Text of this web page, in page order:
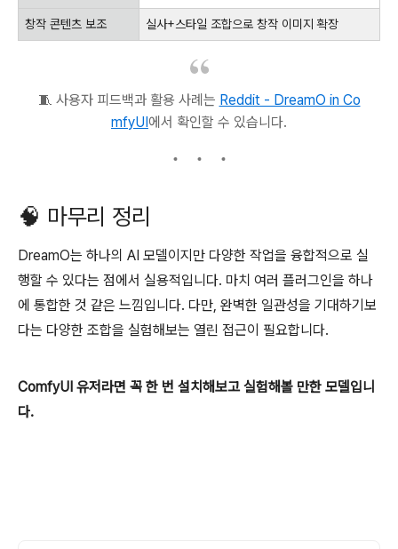
창작 콘텐츠 보조 실사+스타일 조합으로 창작 이미지 확장
🧵 사용자 피드백과 활용 사례는 Reddit - DreamO in Co
mfyUI에서 확인할 수 있습니다.
🧠 마무리 정리
DreamO는 하나의 AI 모델이지만 다양한 작업을 융합적으로 실
행할 수 있다는 점에서 실용적입니다. 마치 여러 플러그인을 하나
에 통합한 것 같은 느낌입니다. 다만, 완벽한 일관성을 기대하기보
다는 다양한 조합을 실험해보는 열린 접근이 필요합니다.
ComfyUI 유저라면 꼭 한 번 설치해보고 실험해볼 만한 모델입니
다.